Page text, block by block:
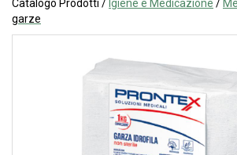
Catalogo Prodotti / Igiene e Medicazione /
garze